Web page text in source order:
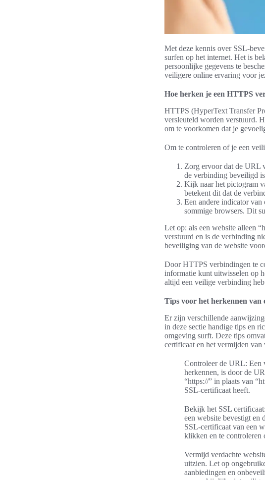
Met deze kennis over SSL-
surfen op het internet. Het is
persoonlijke gegevens te
veiligere online ervaring voor
Hoe herken je een HTTPS
HTTPS (HyperText Transfer
versleuteld worden verstuurd.
om te voorkomen dat je
Om te controleren of je een
Zorg ervoor dat de URL
de verbinding beveiligd
Kijk naar het pictogram
betekent dit dat de
Een andere indicator
sommige browsers. Dit
Let op: als een website alleen
verstuurd en is de verbinding
beveiliging van de website
Door HTTPS verbindingen te
informatie kunt uitwisselen op
altijd een veilige verbinding
Tips voor het herkennen van
Er zijn verschillende
in deze sectie handige tips en
omgeving surft. Deze tips
certificaat en het vermijden van
Controleer de URL: Een
herkennen, is door de
“https://” in plaats van
SSL-certificaat heeft.
Bekijk het SSL
een website bevestigt en
SSL-certificaat van een
klikken en te controleren
Vermijd verdachte
uitzien. Let op
aanbiedingen en